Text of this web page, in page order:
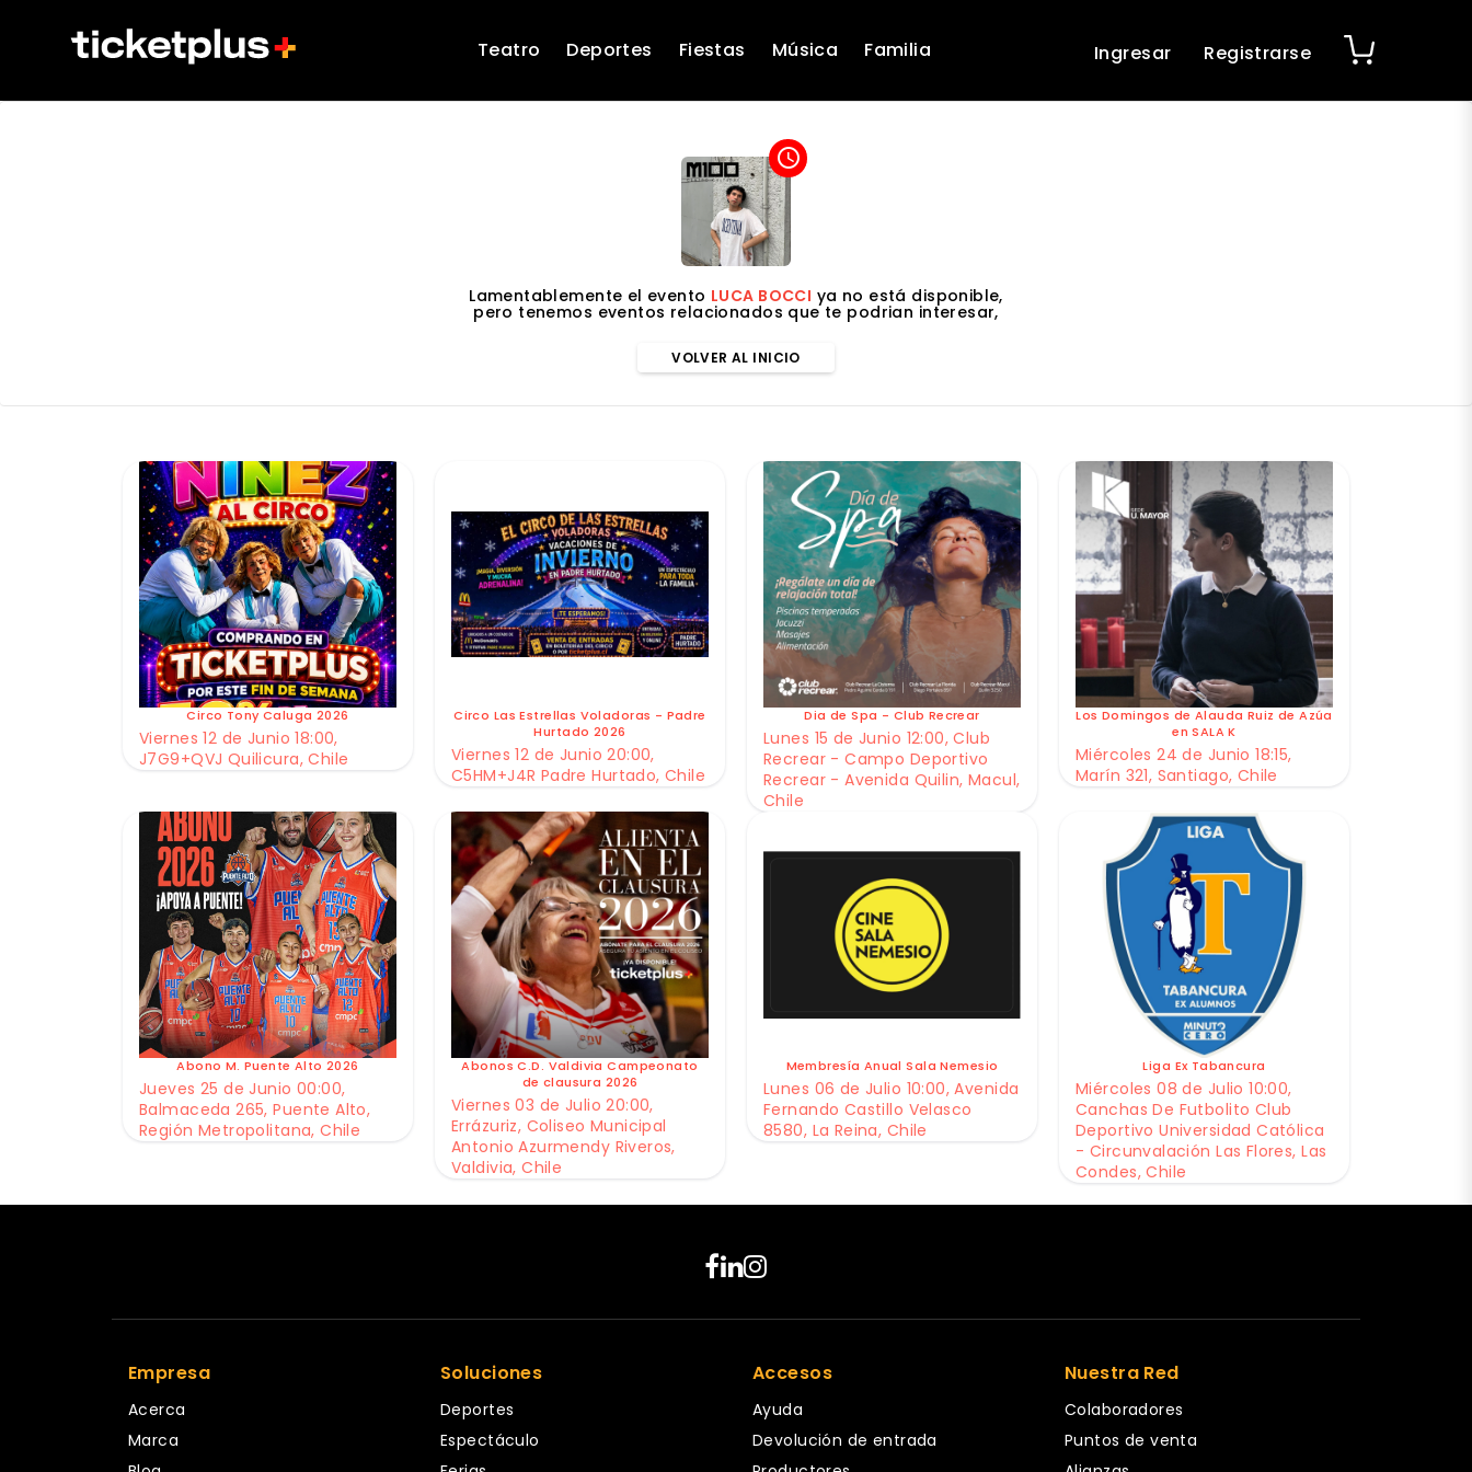
Teatro Deportes Fiestas Música Familia Ingresar Registrarse
access_time
Lamentablemente el evento LUCA BOCCI ya no está disponible,
pero tenemos eventos relacionados que te podrian interesar,
VOLVER AL INICIO
Circo Tony Caluga 2026
Viernes 12 de Junio 18:00,
J7G9+QVJ Quilicura, Chile
Circo Las Estrellas Voladoras - Padre
Hurtado 2026
Viernes 12 de Junio 20:00,
C5HM+J4R Padre Hurtado, Chile
Dia de Spa - Club Recrear
Lunes 15 de Junio 12:00, Club
Recrear - Campo Deportivo
Recrear - Avenida Quilin, Macul,
Chile
Los Domingos de Alauda Ruiz de Azúa
en SALA K
Miércoles 24 de Junio 18:15,
Marín 321, Santiago, Chile
Abono M. Puente Alto 2026
Jueves 25 de Junio 00:00,
Balmaceda 265, Puente Alto,
Región Metropolitana, Chile
Abonos C.D. Valdivia Campeonato
de clausura 2026
Viernes 03 de Julio 20:00,
Errázuriz, Coliseo Municipal
Antonio Azurmendy Riveros,
Valdivia, Chile
Membresía Anual Sala Nemesio
Lunes 06 de Julio 10:00, Avenida
Fernando Castillo Velasco
8580, La Reina, Chile
Liga Ex Tabancura
Miércoles 08 de Julio 10:00,
Canchas De Futbolito Club
Deportivo Universidad Católica
- Circunvalación Las Flores, Las
Condes, Chile
Empresa
Acerca
Marca
Soluciones
Deportes
Espectáculo
Accesos
Ayuda
Devolución de entrada
Nuestra Red
Colaboradores
Puntos de venta